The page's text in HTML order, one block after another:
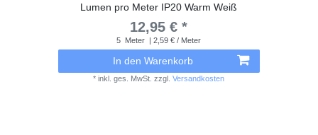
Lumen pro Meter IP20 Warm Weiß
12,95 € *
5 Meter | 2,59 € / Meter
In den Warenkorb
*inkl. ges. MwSt. zzgl.Versandkosten